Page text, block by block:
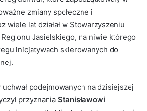
zmiany społeczne i
wiele lat działał w Stowarzyszeniu
Regionu Jasielskiego, na niwie którego
inicjatywach skierowanych do
podejmowanych na dzisiejszej
przyznania Stanisławowi